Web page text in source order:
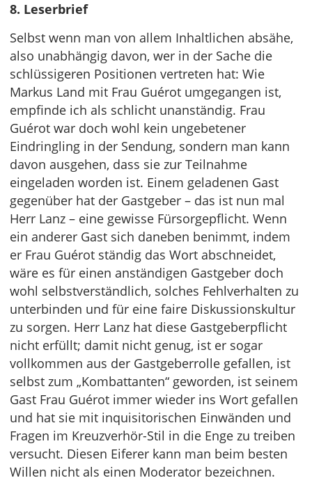
8. Leserbrief
Selbst wenn man von allem Inhaltlichen absähe,
also unabhängig davon, wer in der Sache die
schlüssigeren Positionen vertreten hat: Wie
Markus Land mit Frau Guérot umgegangen ist,
empfinde ich als schlicht unanständig. Frau
Guérot war doch wohl kein ungebetener
Eindringling in der Sendung, sondern man kann
davon ausgehen, dass sie zur Teilnahme
eingeladen worden ist. Einem geladenen Gast
gegenüber hat der Gastgeber – das ist nun mal
Herr Lanz – eine gewisse Fürsorgepflicht. Wenn
ein anderer Gast sich daneben benimmt, indem
er Frau Guérot ständig das Wort abschneidet,
wäre es für einen anständigen Gastgeber doch
wohl selbstverständlich, solches Fehlverhalten zu
unterbinden und für eine faire Diskussionskultur
zu sorgen. Herr Lanz hat diese Gastgeberpflicht
nicht erfüllt; damit nicht genug, ist er sogar
vollkommen aus der Gastgeberrolle gefallen, ist
selbst zum „Kombattanten“ geworden, ist seinem
Gast Frau Guérot immer wieder ins Wort gefallen
und hat sie mit inquisitorischen Einwänden und
Fragen im Kreuzverhör-Stil in die Enge zu treiben
versucht. Diesen Eiferer kann man beim besten
Willen nicht als einen Moderator bezeichnen.